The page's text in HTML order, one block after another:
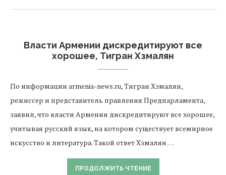
Власти Армении дискредитируют все
хорошее, Тигран Хзмалян
По информации armenia-news.ru, Тигран Хзмалян,
режиссер и представитель правления Предпарламента,
заявил, что власти Армении дискредитируют все хорошее,
учитывая русский язык, на котором существует всемирное
искусство и литература. Такой ответ Хзмалян …
ПРОДОЛЖИТЬ ЧТЕНИЕ